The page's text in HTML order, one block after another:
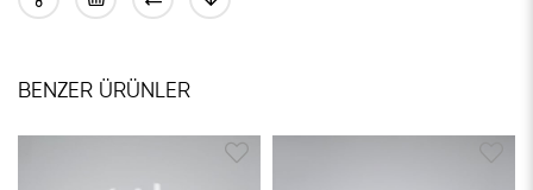
BENZER ÜRÜNLER